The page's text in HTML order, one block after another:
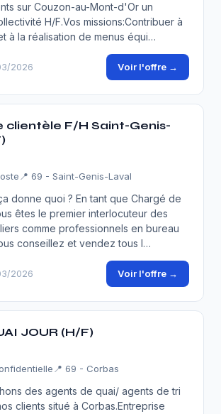
sur Couzon-au-Mont-d'Or un
H/F.Vos missions:Contribuer à
à la réalisation de menus équi…
2026 Voir l'offre →
clientèle F/H Saint-Genis-
📍 69 - Saint-Genis-Laval
donne quoi ? En tant que Chargé de
êtes le premier interlocuteur des
comme professionnels en bureau
conseillez et vendez tous l…
2026 Voir l'offre →
JOUR (H/F)
📍 69 - Corbas
des agents de quai/ agents de tri
clients situé à Corbas.Entreprise